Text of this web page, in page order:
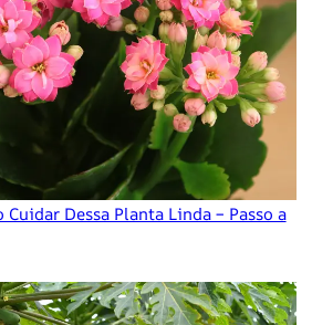
Dessa Planta Linda – Passo a